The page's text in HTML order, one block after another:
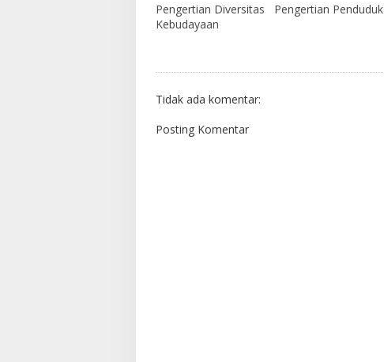
Pengertian Diversitas
Kebudayaan
Pengertian Penduduk
Tidak ada komentar:
Posting Komentar